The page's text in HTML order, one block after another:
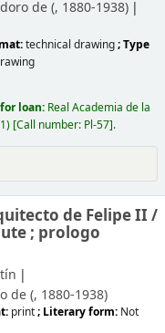
de (, 1880-1938)
technical drawing; Type
loan: Real Academia de la
Call number: Pl-57 .
de Felipe II /
; prologo
de (, 1880-1938)
print; Literary form: Not